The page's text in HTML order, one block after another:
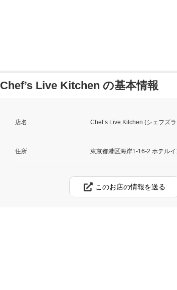
Chef’s Live Kitchen の基本情報
店名 Chef’s Live Kitchen (シェフズ
住所 東京都港区海岸1-16-2 ホテル
このお店の情報を送る